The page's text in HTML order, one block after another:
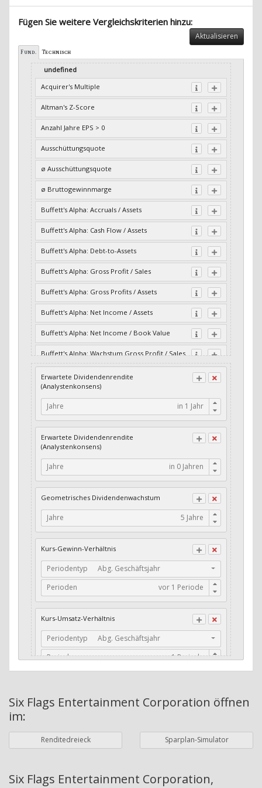
Fügen Sie weitere Vergleichskriterien hinzu:
Aktualisieren
Fund. Technisch
undefined
Acquirer's Multiple
Altman's Z-Score
Anzahl Jahre EPS > 0
Ausschüttungsquote
ø Ausschüttungsquote
ø Bruttogewinnmarge
Buffett's Alpha: Accruals / Assets
Buffett's Alpha: Cash Flow / Assets
Buffett's Alpha: Debt-to-Assets
Buffett's Alpha: Gross Profit / Sales
Buffett's Alpha: Gross Profits / Assets
Buffett's Alpha: Net Income / Assets
Buffett's Alpha: Net Income / Book Value
Buffett's Alpha: Wachstum Gross Profit / Sales
Buffett's Alpha: Wachstum Residual Cash Flow
/ Assets
Buffett's Alpha: Wachstum Residual Gross
Profits / Assets
Income / Assets
Buffett's Alpha: Wachstum Residual Net
Income / Book Value
Cash-Quote
CFO / Interest Expense
Current Ratio
Long-Term Debt to Working Capital
Dividenden-Check
Stabiles Dividenden-Wachstum
Stabiles Dividenden-Wachstum (TTM)
Stabiles Absolutes Dividenden-Wachstum
Dividendenrendite (angekündigt)
Adj. Dividendenrendite (Market Cap)
Erwartete Dividendenrendite
(Analystenkonsens)
Jahre
Erwartete Dividendenrendite
(Analystenkonsens)
Jahre
Geometrisches Dividendenwachstum
Jahre
Kurs-Gewinn-Verhältnis
Periodentyp
Abg. Geschäftsjahr
Perioden
Kurs-Umsatz-Verhältnis
Periodentyp
Abg. Geschäftsjahr
Perioden
Währung Bilanzierungswährung
ø Nettogewinnmarge
Perioden
Six Flags Entertainment Corporation öffnen
im:
Renditedreieck Sparplan-Simulator
Six Flags Entertainment Corporation,